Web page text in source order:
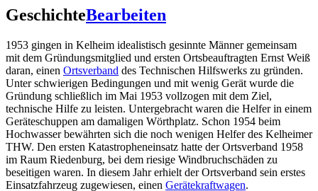
GeschichteBearbeiten
1953 gingen in Kelheim idealistisch gesinnte Männer gemeinsam
mit dem Gründungsmitglied und ersten Ortsbeauftragten Ernst Weiß
daran, einen Ortsverband des Technischen Hilfswerks zu gründen.
Unter schwierigen Bedingungen und mit wenig Gerät wurde die
Gründung schließlich im Mai 1953 vollzogen mit dem Ziel,
technische Hilfe zu leisten. Untergebracht waren die Helfer in einem
Geräteschuppen am damaligen Wörthplatz. Schon 1954 beim
Hochwasser bewährten sich die noch wenigen Helfer des Kelheimer
THW. Den ersten Katastropheneinsatz hatte der Ortsverband 1958
im Raum Riedenburg, bei dem riesige Windbruchschäden zu
beseitigen waren. In diesem Jahr erhielt der Ortsverband sein erstes
Einsatzfahrzeug zugewiesen, einen Gerätekraftwagen.